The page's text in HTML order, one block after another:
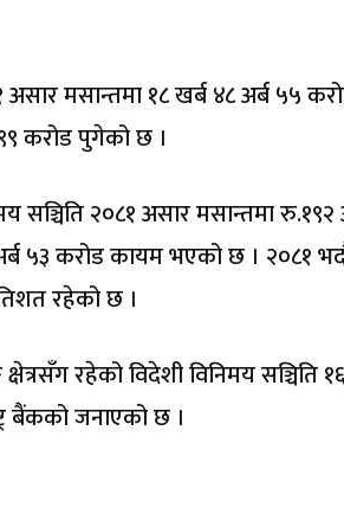
असार मसान्तमा १८ खर्ब ४८ अर्ब ५५
करोड पुगेको छ ।
सञ्चिति २०८१ असार मसान्तमा रु.१९२
५३ करोड कायम भएको छ । २०८१
रहेको छ ।
रहेको विदेशी विनिमय सञ्चिति
बैंकको जनाएको छ ।